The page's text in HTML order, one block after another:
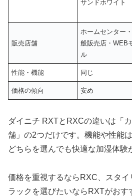
サンドホワイト
販売店舗
ホームセンター
般販売店・WEB
ル
性能・機能 同じ
価格の傾向 安め
ダイニチ RXTとRXCの違いは「
舗」の2つだけです。機能や性能
どちらを選んでも快適な加湿体験
価格を重視するならRXC、スタ
ラックを選びたいならRXTがおす